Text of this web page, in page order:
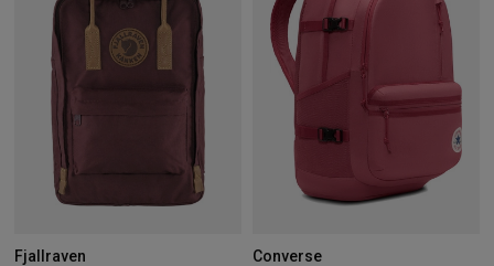
Fjallraven
Converse